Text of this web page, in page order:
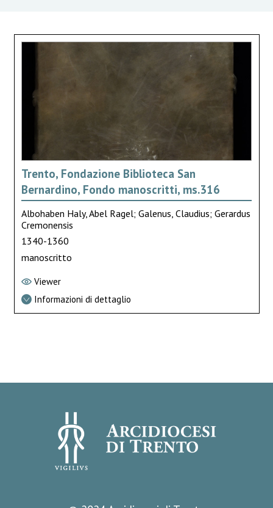
Trento, Fondazione Biblioteca San
Bernardino, Fondo manoscritti, ms.316
Albohaben Haly, Abel Ragel; Galenus, Claudius; Gerardus
Cremonensis
1340-1360
manoscritto
Viewer
Informazioni di dettaglio